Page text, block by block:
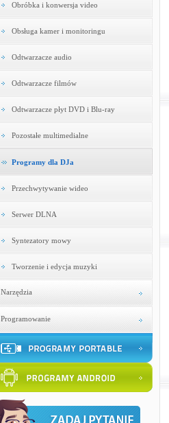
Obróbka i konwersja video
Obsługa kamer i monitoringu
Odtwarzacze audio
Odtwarzacze filmów
Odtwarzacze płyt DVD i Blu-ray
Pozostałe multimedialne
Programy dla DJa
Przechwytywanie wideo
Serwer DLNA
Syntezatory mowy
Tworzenie i edycja muzyki
Narzędzia
Programowanie